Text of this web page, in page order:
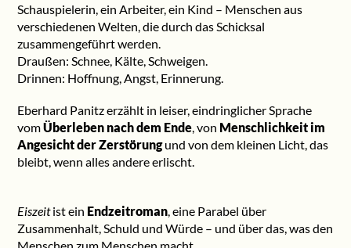
Schauspielerin, ein Arbeiter, ein Kind – Menschen aus
verschiedenen Welten, die durch das Schicksal
zusammengeführt werden.
Draußen: Schnee, Kälte, Schweigen.
Drinnen: Hoffnung, Angst, Erinnerung.
Eberhard Panitz erzählt in leiser, eindringlicher Sprache
vomÜberleben nach dem Ende, von Menschlichkeit im
Angesicht der Zerstörungund von dem kleinen Licht, das
bleibt, wenn alles andere erlischt.
Eiszeitist ein Endzeitroman, eine Parabel über
Zusammenhalt, Schuld und Würde – und über das, was den